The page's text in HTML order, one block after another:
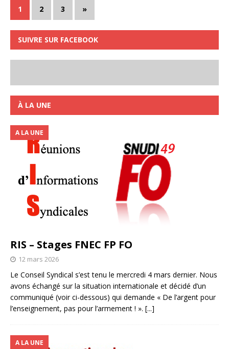
1 2 3 »
SUIVRE SUR FACEBOOK
À LA UNE
RIS – Stages FNEC FP FO
A LA UNE
12 mars 2026
Le Conseil Syndical s’est tenu le mercredi 4 mars dernier. Nous
avons échangé sur la situation internationale et décidé d’un
communiqué (voir ci-dessous) qui demande « De l’argent pour
l’enseignement, pas pour l’armement ! ». [...]
A LA UNE